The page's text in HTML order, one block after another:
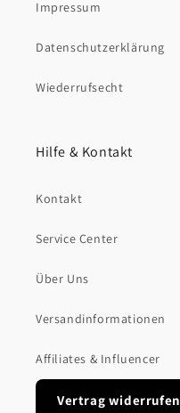
Impressum
Datenschutzerklärung
Wiederrufsecht
Hilfe & Kontakt
Kontakt
Service Center
Über Uns
Versandinformationen
Affiliates & Influencer
Vertrag widerrufen